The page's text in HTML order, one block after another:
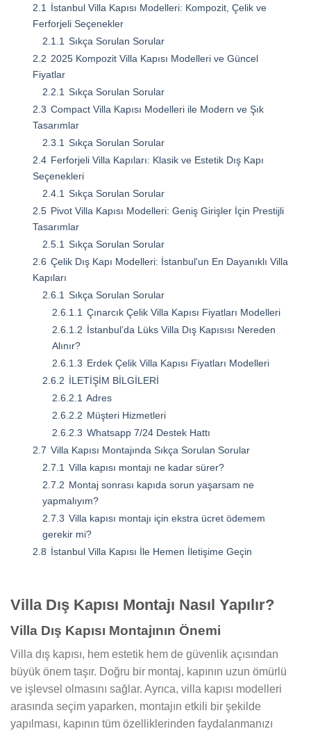
2.1
İstanbul Villa Kapısı Modelleri: Kompozit, Çelik ve
Ferforjeli Seçenekler
2.1.1 Sıkça Sorulan Sorular
2.2 2025 Kompozit Villa Kapısı Modelleri ve Güncel
Fiyatlar
2.2.1 Sıkça Sorulan Sorular
2.3 Compact Villa Kapısı Modelleri ile Modern ve Şık
Tasarımlar
2.3.1 Sıkça Sorulan Sorular
2.4 Ferforjeli Villa Kapıları: Klasik ve Estetik Dış Kapı
Seçenekleri
2.4.1 Sıkça Sorulan Sorular
2.5 Pivot Villa Kapısı Modelleri: Geniş Girişler İçin Prestijli
Tasarımlar
2.5.1 Sıkça Sorulan Sorular
2.6 Çelik Dış Kapı Modelleri: İstanbul'un En Dayanıklı Villa
Kapıları
2.6.1 Sıkça Sorulan Sorular
2.6.1.1 Çınarcık Çelik Villa Kapısı Fiyatları Modelleri
2.6.1.2 İstanbul’da Lüks Villa Dış Kapısısı Nereden
Alınır?
2.6.1.3 Erdek Çelik Villa Kapısı Fiyatları Modelleri
2.6.2 İLETİŞİM BİLGİLERİ
2.6.2.1 Adres
2.6.2.2 Müşteri Hizmetleri
2.6.2.3 Whatsapp 7/24 Destek Hattı
2.7 Villa Kapısı Montajında Sıkça Sorulan Sorular
2.7.1 Villa kapısı montajı ne kadar sürer?
2.7.2 Montaj sonrası kapıda sorun yaşarsam ne
yapmalıyım?
2.7.3 Villa kapısı montajı için ekstra ücret ödemem
gerekir mi?
2.8 İstanbul Villa Kapısı İle Hemen İletişime Geçin
Villa Dış Kapısı Montajı Nasıl Yapılır?
Villa Dış Kapısı Montajının Önemi
Villa dış kapısı, hem estetik hem de güvenlik açısından
büyük önem taşır. Doğru bir montaj, kapının uzun ömürlü
ve işlevsel olmasını sağlar. Ayrıca, villa kapısı modelleri
arasında seçim yaparken, montajın etkili bir şekilde
yapılması, kapının tüm özelliklerinden faydalanmanızı